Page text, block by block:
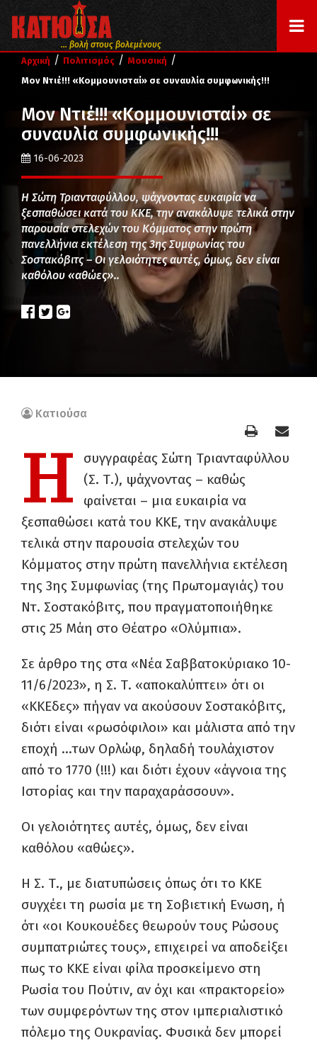
... βολή στους βολεμένους
Αρχική / Πολιτισμός / Μουσική /
Μον Ντιέ!!! «Κομμουνισταί» σε συναυλία συμφωνικής!!!
Μον Ντιέ!!! «Κομμουνισταί» σε
συναυλία συμφωνικής!!!
16-06-2023
Η Σώτη Τριανταφύλλου, ψάχνοντας ευκαιρία να
ξεσπαθώσει κατά του ΚΚΕ, την ανακάλυψε τελικά στην
παρουσία στελεχών του Κόμματος στην πρώτη
πανελλήνια εκτέλεση της 3ης Συμφωνίας του
Σοστακόβιτς – Οι γελοιότητες αυτές, όμως, δεν είναι
καθόλου «αθώες»..
Κατιούσα
Η
συγγραφέας Σώτη Τριανταφύλλου
(Σ. Τ.), ψάχνοντας – καθώς
φαίνεται – μια ευκαιρία να
ξεσπαθώσει κατά του ΚΚΕ, την ανακάλυψε
τελικά στην παρουσία στελεχών του
Κόμματος στην πρώτη πανελλήνια εκτέλεση
της 3ης Συμφωνίας (της Πρωτομαγιάς) του
Ντ. Σοστακόβιτς, που πραγματοποιήθηκε
στις 25 Μάη στο Θέατρο «Ολύμπια».
Σε άρθρο της στα «Νέα Σαββατοκύριακο 10-
11/6/2023», η Σ. Τ. «αποκαλύπτει» ότι οι
«ΚΚΕδες» πήγαν να ακούσουν Σοστακόβιτς,
διότι είναι «ρωσόφιλοι» και μάλιστα από την
εποχή …των Ορλώφ, δηλαδή τουλάχιστον
από το 1770 (!!!) και διότι έχουν «άγνοια της
Ιστορίας και την παραχαράσσουν».
Οι γελοιότητες αυτές, όμως, δεν είναι
καθόλου «αθώες».
Η Σ. Τ., με διατυπώσεις όπως ότι το ΚΚΕ
συγχέει τη ρωσία με τη Σοβιετική Ενωση, ή
ότι «οι Κουκουέδες θεωρούν τους Ρώσους
συμπατριώτες τους», επιχειρεί να αποδείξει
πως το ΚΚΕ είναι φίλα προσκείμενο στη
Ρωσία του Πούτιν, αν όχι και «πρακτορείο»
των συμφερόντων της στον ιμπεριαλιστικό
πόλεμο της Ουκρανίας. Φυσικά δεν μπορεί